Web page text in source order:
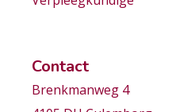
Contact
Brenkmanweg 4